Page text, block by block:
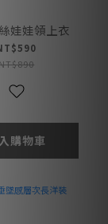
娃娃領上衣
購物車